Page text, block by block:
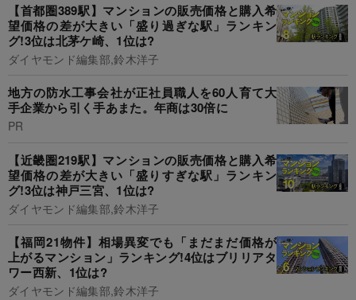
【首都圏389駅】マンションの販売価格と購入希
望価格の差が大きい「盛り過ぎな駅」ランキン
グ!3位は北茅ケ崎、1位は?
ダイヤモンド編集部,鈴木洋子
地方の防水工事会社が正社員職人を60人育て大
手企業から引く手あまた。年商は30倍に
PR
【近畿圏219駅】マンションの販売価格と購入希
望価格の差が大きい「盛りすぎな駅」ランキン
グ!3位は神戸三宮、1位は?
ダイヤモンド編集部,鈴木洋子
【福岡21物件】相場異変でも「まだまだ価格が
上がるマンション」ランキング!4位はブリリアタ
ワー西新、1位は?
ダイヤモンド編集部,鈴木洋子